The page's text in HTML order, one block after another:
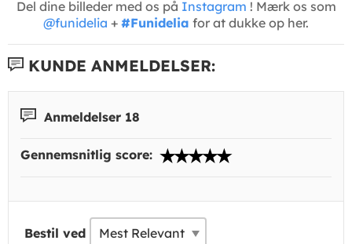
Del dine billeder med os på Instagram ! Mærk os som
@funidelia + #Funidelia for at dukke op her.
KUNDE ANMELDELSER:
Anmeldelser 18
Gennemsnitlig score:
Bestil ved